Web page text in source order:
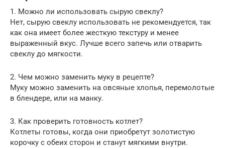
1. Можно ли использовать сырую свеклу?
Нет, сырую свеклу использовать не рекомендуется, так
как она имеет более жесткую текстуру и менее
выраженный вкус. Лучше всего запечь или отварить
свеклу до мягкости.
2. Чем можно заменить муку в рецепте?
Муку можно заменить на овсяные хлопья, перемолотые
в блендере, или на манку.
3. Как проверить готовность котлет?
Котлеты готовы, когда они приобретут золотистую
корочку с обеих сторон и станут мягкими внутри.